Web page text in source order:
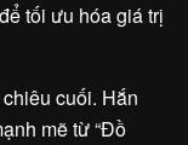
tối ưu hóa giá trị
cuối. Hắn
mẽ từ “Đồ